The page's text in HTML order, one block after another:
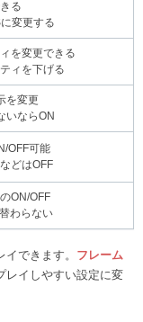
る
変更する
を変更できる
ィを下げる
を変更
いならON
OFF可能
どはOFF
ON/OFF
わらない
できます。 フレーム
レイしやすい設定に変